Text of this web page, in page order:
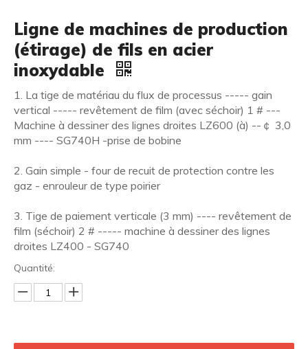
Ligne de machines de production
(étirage) de fils en acier
inoxydable
1. La tige de matériau du flux de processus ----- gain
vertical ----- revêtement de film (avec séchoir) 1 # ---
Machine à dessiner des lignes droites LZ600 (à) --￠ 3,0
mm ---- SG740H -prise de bobine
2. Gain simple - four de recuit de protection contre les
gaz - enrouleur de type poirier
3. Tige de paiement verticale (3 mm) ---- revêtement de
film (séchoir) 2 # ----- machine à dessiner des lignes
droites LZ400 - SG740
Quantité: